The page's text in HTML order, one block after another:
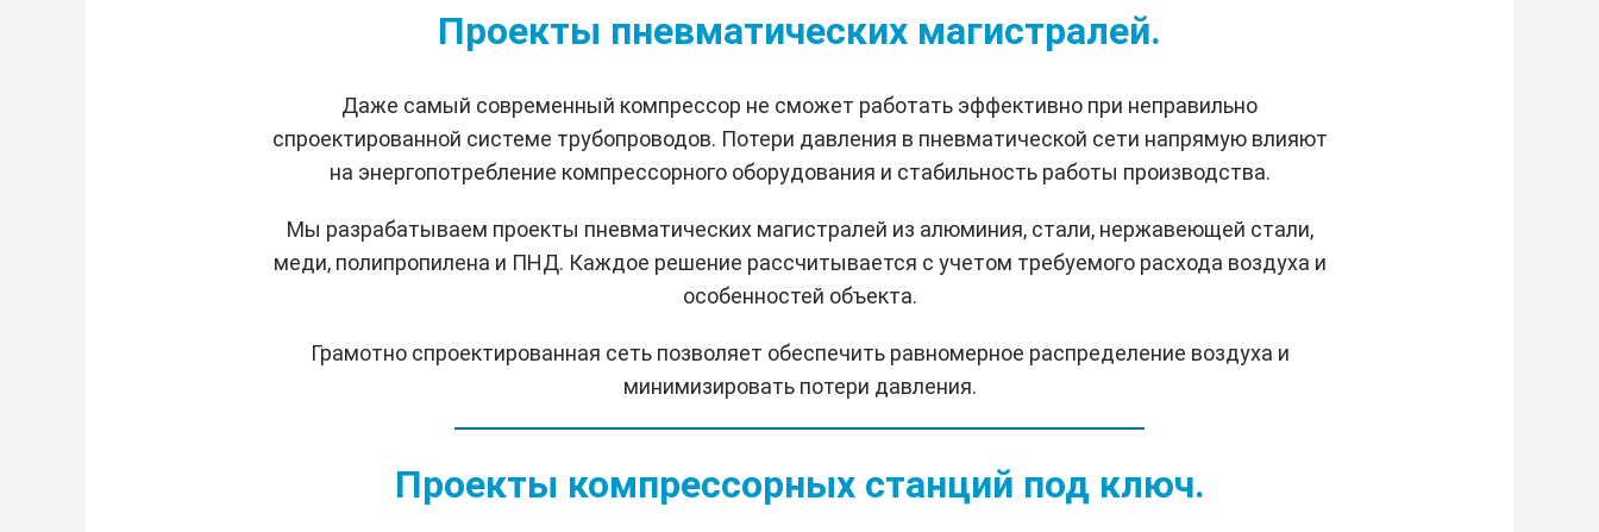
Проекты пневматических магистралей.
Даже самый современный компрессор не сможет работать эффективно при неправильно
спроектированной системе трубопроводов. Потери давления в пневматической сети напрямую влияют
на энергопотребление компрессорного оборудования и стабильность работы производства.
Мы разрабатываем проекты пневматических магистралей из алюминия, стали, нержавеющей стали,
меди, полипропилена и ПНД. Каждое решение рассчитывается с учетом требуемого расхода воздуха и
особенностей объекта.
Грамотно спроектированная сеть позволяет обеспечить равномерное распределение воздуха и
минимизировать потери давления.
Проекты компрессорных станций под ключ.